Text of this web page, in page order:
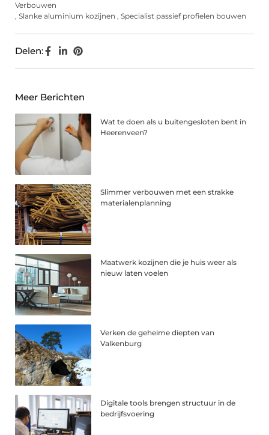
Verbouwen
, Slanke aluminium kozijnen , Specialist passief profielen bouwen
Delen:
Meer Berichten
Wat te doen als u buitengesloten bent in
Heerenveen?
Slimmer verbouwen met een strakke
materialenplanning
Maatwerk kozijnen die je huis weer als
nieuw laten voelen
Verken de geheime diepten van
Valkenburg
Digitale tools brengen structuur in de
bedrijfsvoering